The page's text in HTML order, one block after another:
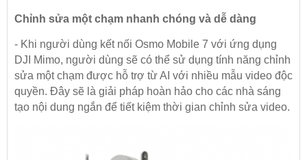
Chỉnh sửa một chạm nhanh chóng và dễ dàng
- Khi người dùng kết nối Osmo Mobile 7 với ứng dụng
DJI Mimo, người dùng sẽ có thể sử dụng tính năng chỉnh
sửa một chạm được hỗ trợ từ AI với nhiều mẫu video độc
quyền. Đây sẽ là giải pháp hoàn hảo cho các nhà sáng
tạo nội dung ngắn để tiết kiệm thời gian chỉnh sửa video.